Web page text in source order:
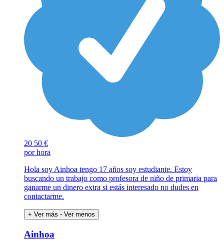
20 50 €
por hora
Hola soy Ainhoa tengo 17 años soy estudiante. Estoy
buscando un trabajo como profesora de niño de primaria para
ganarme un dinero extra si estás interesado no dudes en
contactarme.
+ Ver más - Ver menos
Ainhoa